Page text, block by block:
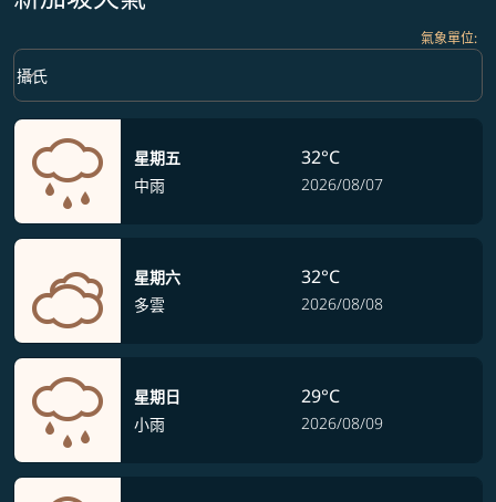
氣象單位:
Weather unit option 攝氏 Selected
攝氏
keyboard_arrow_down
星期五
中雨
32°C
2026/08/07
星期六
多雲
32°C
2026/08/08
星期日
小雨
29°C
2026/08/09